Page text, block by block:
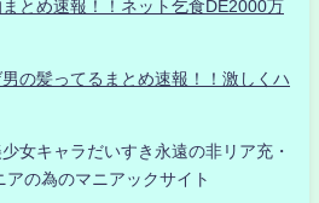
とめ速報！！ネット乞食DE2000万
の髪ってるまとめ速報！！激しくハ
女キャラだいすき永遠の非リア充・
の為のマニアックサイト